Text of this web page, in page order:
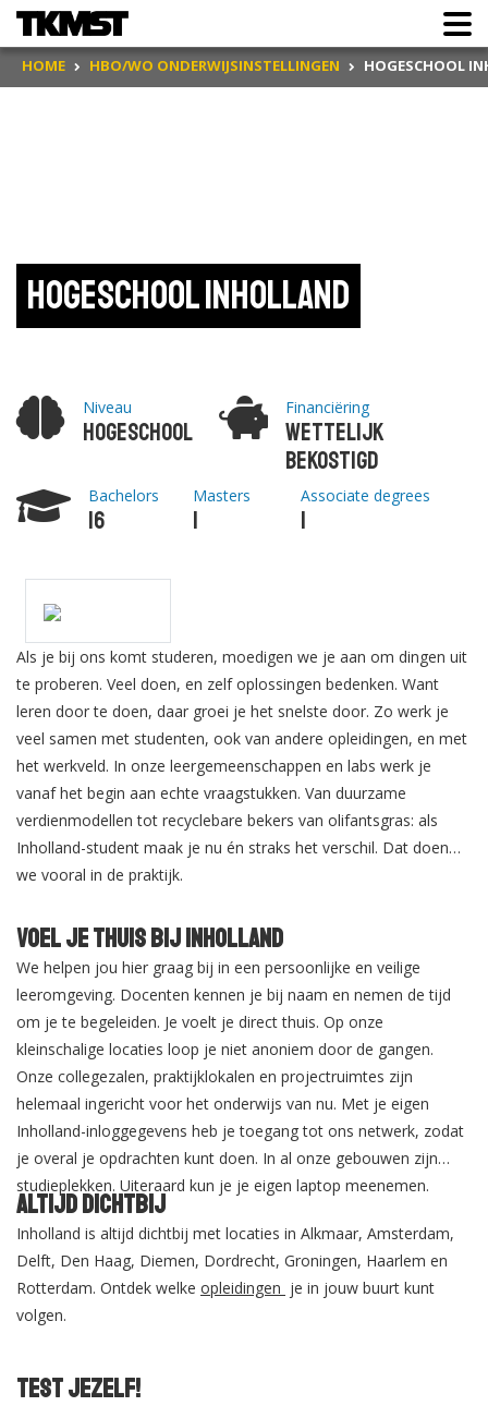
HOME HBO/WO ONDERWIJSINSTELLINGEN HOGESCHOOL
Hogeschool Inholland
Niveau
Hogeschool
Financiëring
Wettelijk
bekostigd
Bachelors
16
Masters
1
Associate degrees
1
Als je bij ons komt studeren, moedigen we je aan om dingen uit
te proberen. Veel doen, en zelf oplossingen bedenken. Want
leren door te doen, daar groei je het snelste door. Zo werk je
veel samen met studenten, ook van andere opleidingen, en met
het werkveld. In onze leergemeenschappen en labs werk je
vanaf het begin aan echte vraagstukken. Van duurzame
verdienmodellen tot recyclebare bekers van olifantsgras: als
Inholland-student maak je nu én straks het verschil. Dat doen
we vooral in de praktijk.
Voel je thuis bij Inholland
We helpen jou hier graag bij in een persoonlijke en veilige
leeromgeving. Docenten kennen je bij naam en nemen de tijd
om je te begeleiden. Je voelt je direct thuis. Op onze
kleinschalige locaties loop je niet anoniem door de gangen.
Onze collegezalen, praktijklokalen en projectruimtes zijn
helemaal ingericht voor het onderwijs van nu. Met je eigen
Inholland-inloggegevens heb je toegang tot ons netwerk, zodat
je overal je opdrachten kunt doen. In al onze gebouwen zijn
studieplekken. Uiteraard kun je je eigen laptop meenemen.
Altijd dichtbij
Inholland is altijd dichtbij met locaties in Alkmaar, Amsterdam,
Delft, Den Haag, Diemen, Dordrecht, Groningen, Haarlem en
Rotterdam. Ontdek welke opleidingen je in jouw buurt kunt
volgen.
Test jezelf!